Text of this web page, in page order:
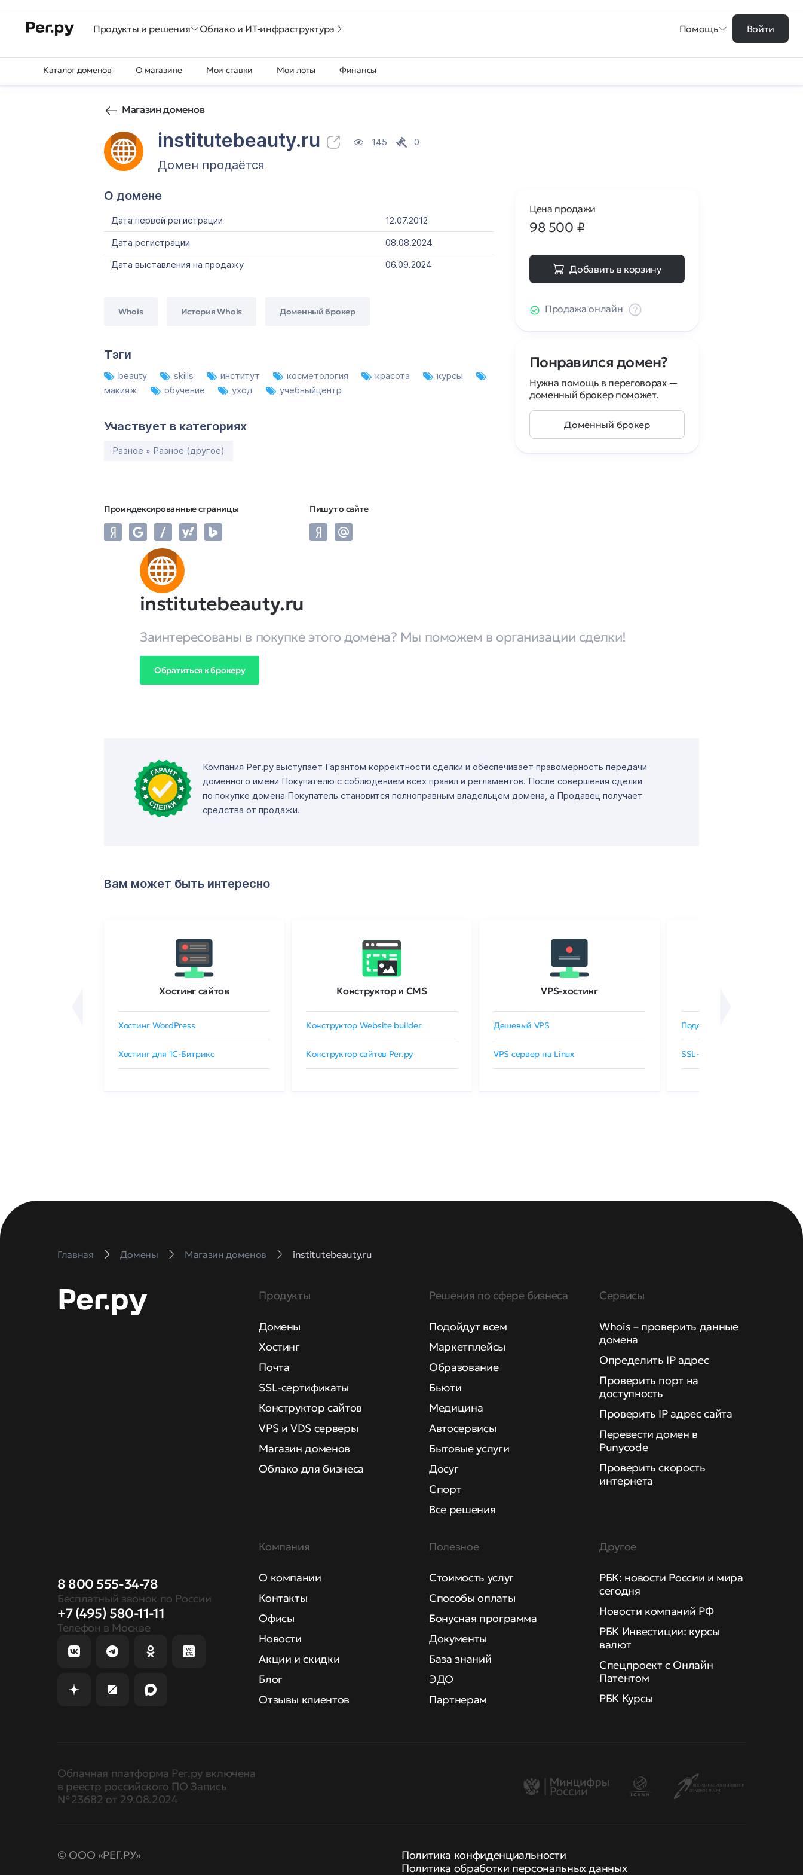
Продукты и решения Облако и ИТ-инфраструктура Помощь Войти
Каталог доменов О магазине Мои ставки Мои лоты Финансы
Магазин доменов
institutebeauty.ru 145 0
Домен продаётся
О домене
Дата первой регистрации
12.07.2012
Дата регистрации
08.08.2024
Дата выставления на продажу
06.09.2024
Whois История Whois Доменный брокер
Тэги
beauty skills институт косметология красота
курсы
макияж
обучение уход учебныйцентр
Участвует в категориях
Разное » Разное (другое)
Проиндексированные страницы Пишут о сайте
Цена продажи
98 500 ₽
Добавить в корзину
Продажа онлайн
Понравился домен?
Нужна помощь в переговорах —
доменный брокер поможет.
Доменный брокер
institutebeauty.ru
Заинтересованы в покупке этого домена? Мы поможем в организации сделки!
Обратиться к брокеру
Компания Рег.ру выступает Гарантом корректности сделки и обеспечивает правомерность передачи
доменного имени Покупателю с соблюдением всех правил и регламентов. После совершения сделки
по покупке домена Покупатель становится полноправным владельцем домена, а Продавец получает
средства от продажи.
Вам может быть интересно
Хостинг сайтов
Хостинг WordPress
Хостинг для 1C-Битрикс
Конструктор и CMS
Конструктор Website builder
Конструктор сайтов Рег.ру
VPS-хостинг
Дешевый VPS
VPS сервер на Linux
Подобрать SSL-сертификат
SSL-сертификаты GlobalSign
Главная Домены Магазин доменов institutebeauty.ru
8 800 555-34-78
Бесплатный звонок по России
+7 (495) 580-11-11
Телефон в Москве
Продукты
Домены
Хостинг
Почта
SSL-сертификаты
Конструктор сайтов
VPS и VDS серверы
Магазин доменов
Облако для бизнеса
Решения по сфере бизнеса
Подойдут всем
Маркетплейсы
Образование
Бьюти
Медицина
Автосервисы
Бытовые услуги
Досуг
Спорт
Все решения
Сервисы
Whois – проверить данные
домена
Определить IP адрес
Проверить порт на
доступность
Проверить IP адрес сайта
Перевести домен в
Punycode
Проверить скорость
интернета
Компания
О компании
Контакты
Офисы
Новости
Акции и скидки
Блог
Отзывы клиентов
Полезное
Стоимость услуг
Способы оплаты
Бонусная программа
Документы
База знаний
ЭДО
Партнерам
Другое
РБК: новости России и мира
сегодня
Новости компаний РФ
РБК Инвестиции: курсы
валют
Спецпроект с Онлайн
Патентом
РБК Курсы
Облачная платформа Рег.ру включена
в реестр российского ПО Запись
№ 23682 от 29.08.2024
© ООО «РЕГ.РУ»
Политика конфиденциальности
Политика обработки персональных данных